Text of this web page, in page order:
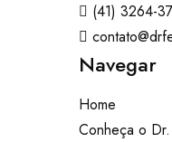
(41) 3264-
Navegar
Home
Conheça o